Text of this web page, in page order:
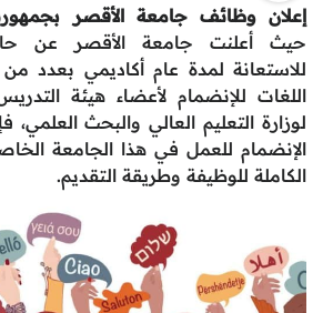
إعلان وظائف جامعة الأقصر
حيث أعلنت جامعة الأقصر عن
للاستعانة لمدة عام أكاديمي بعدد
اللغات للإنضمام لأعضاء هيئة
لوزارة التعليم العالي والبحث
الإنضمام للعمل في هذا الجامعة
الكاملة للوظيفة وطريقة التقديم.